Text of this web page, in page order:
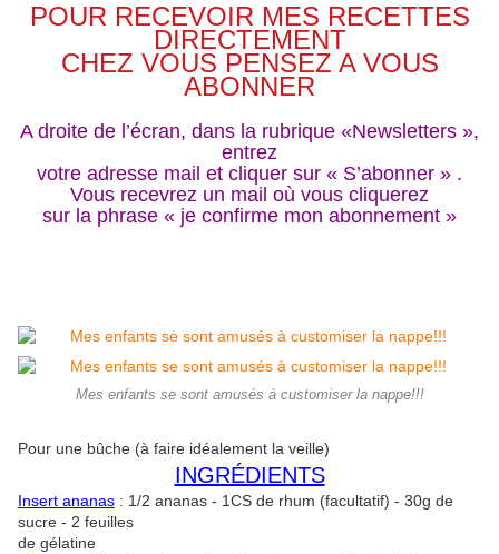
POUR RECEVOIR MES RECETTES
DIRECTEMENT
CHEZ VOUS PENSEZ A VOUS
ABONNER
A droite de l’écran, dans la rubrique «Newsletters »,
entrez
votre adresse mail et cliquer sur « S’abonner » .
Vous recevrez un mail où vous cliquerez
sur la phrase « je confirme mon abonnement »
Mes enfants se sont amusés à customiser la nappe!!!
Pour une bûche (à faire idéalement la veille)
INGRÉDIENTS
Insert ananas : 1/2 ananas - 1CS de rhum (facultatif) - 30g de
sucre - 2 feuilles
de gélatine